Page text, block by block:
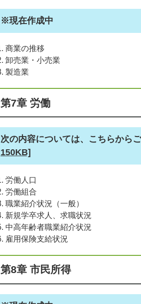
※現在作成中
商業の推移
卸売業・小売業
製造業
第7章 労働
次の内容については、こちらから
150KB]
労働人口
労働組合
職業紹介状況（一般）
新規学卒求人、求職状況
中高年齢者職業紹介状況
雇用保険支給状況
第8章 市民所得